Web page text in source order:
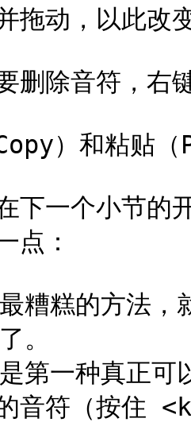
拖动，以此改
删除音符，右
）和粘贴
下一个小节的
点：
糟糕的方法，
。
第一种真正可
音符（按住